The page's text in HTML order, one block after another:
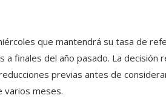
que mantendrá su tasa de
finales del año pasado. La decisión
previas antes de
varios meses.